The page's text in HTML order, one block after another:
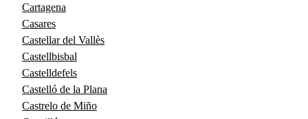
Cartagena
Casares
Castellar del Vallès
Castellbisbal
Castelldefels
Castelló de la Plana
Castrelo de Miño